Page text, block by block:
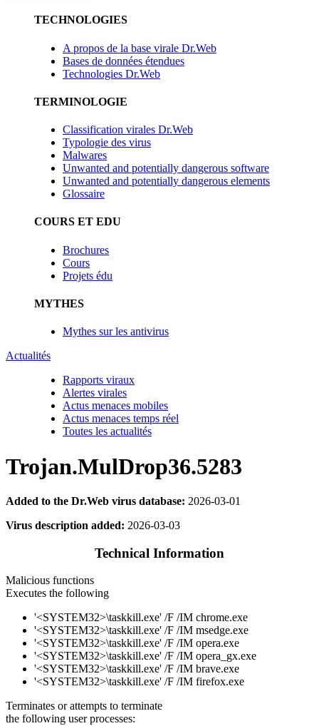
TECHNOLOGIES
A propos de la base virale Dr.Web
Bases de données étendues
Technologies Dr.Web
TERMINOLOGIE
Classification virales Dr.Web
Typologie des virus
Malwares
Unwanted and potentially dangerous software
Unwanted and potentially dangerous elements
Glossaire
COURS ET EDU
Brochures
Cours
Projets édu
MYTHES
Mythes sur les antivirus
Actualités
Rapports viraux
Alertes virales
Actus menaces mobiles
Actus menaces temps réel
Toutes les actualités
Trojan.MulDrop36.5283
Added to the Dr.Web virus database: 2026-03-01
Virus description added: 2026-03-03
Technical Information
Malicious functions
Executes the following
'<SYSTEM32>\taskkill.exe' /F /IM chrome.exe
'<SYSTEM32>\taskkill.exe' /F /IM msedge.exe
'<SYSTEM32>\taskkill.exe' /F /IM opera.exe
'<SYSTEM32>\taskkill.exe' /F /IM opera_gx.exe
'<SYSTEM32>\taskkill.exe' /F /IM brave.exe
'<SYSTEM32>\taskkill.exe' /F /IM firefox.exe
Terminates or attempts to terminate
the following user processes: